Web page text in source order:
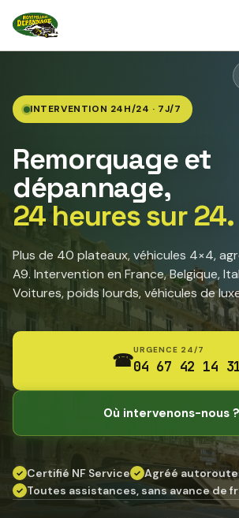
INTERVENTION 24H/24 · 7J/7
Remorquage et
dépannage,
24 heures sur 24.
Plus de 40 plateaux, véhicules 4×4,
A9. Intervention en France, Belgique,
Voitures, poids lourds, véhicules de
☎URGENCE 24/7
04 67 42 14
Où intervenons-nous ?
✓ Certifié NF Service ✓ Agréé
✓ Toutes assistances, sans avance de